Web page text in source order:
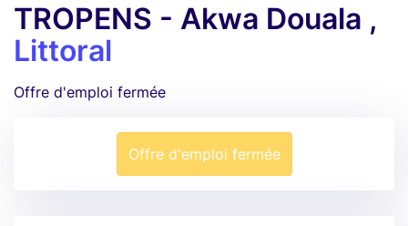
TROPENS - Akwa Douala ,
Littoral
Offre d'emploi fermée
Offre d'emploi fermée